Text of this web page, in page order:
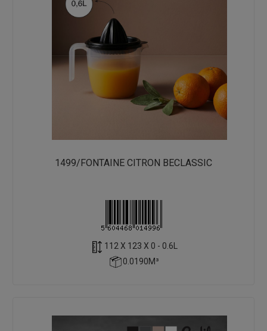
1499/FONTAINE CITRON BECLASSIC
112 X 123 X 0 - 0.6L
0.0190M³